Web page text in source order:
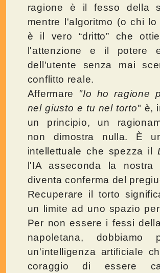
ragione è il fesso della
mentre l'algoritmo (o chi lo
è il vero “dritto” che
l'attenzione e il potere
dell'utente senza mai
conflitto reale.
Affermare "Io ho ragione
nel giusto e tu nel torto" è,
un principio, un
non dimostra nulla. È
intellettuale che spezza il
l'IA asseconda la nostra
diventa conferma del
Recuperare il torto
un limite ad uno spazio
Per non essere i fessi
napoletana, dobbiamo
un'intelligenza artificiale
coraggio di essere